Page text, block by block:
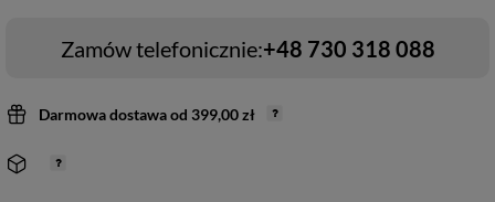
Zamów telefonicznie:+48 730 318 088
Darmowa dostawaod 399,00 zł